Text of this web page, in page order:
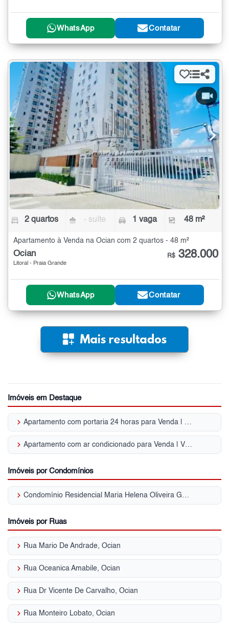
WhatsApp Contatar
2 quartos - suíte 1 vaga 48 m²
Apartamento à Venda na Ocian com 2 quartos - 48 m²
Ocian
Litoral - Praia Grande
R$ 328.000
WhatsApp Contatar
Imóveis em Destaque
keyboard_arrow_right Apartamento com portaria 24 horas para Venda | Vila Assunção
keyboard_arrow_right Apartamento com ar condicionado para Venda | Vila Assunção
Imóveis por Condomínios
keyboard_arrow_right Condomínio Residencial Maria Helena Oliveira Garcia Vila Assunção
Imóveis por Ruas
keyboard_arrow_right Rua Mario De Andrade, Ocian
keyboard_arrow_right Rua Oceanica Amabile, Ocian
keyboard_arrow_right Rua Dr Vicente De Carvalho, Ocian
keyboard_arrow_right Rua Monteiro Lobato, Ocian